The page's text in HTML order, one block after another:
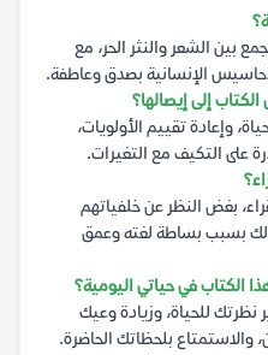
بين الشعر والنثر الحر، مع
الإنسانية بصدق وعاطفة.
إلى إيصالها؟
وإعادة تقييم الأولويات،
على التكيف مع التغيرات.
بغض النظر عن خلفياتهم
وذلك بسبب بساطة لغته وعمق
الكتاب في حياتي اليومية؟
للحياة، وزيادة وعيك
والاستمتاع بلحظاتك الحاضرة.